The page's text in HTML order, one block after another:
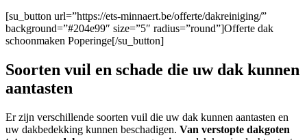
[su_button url=”https://ets-minnaert.be/offerte/dakreiniging/”
background=”#204e99″ size=”5″ radius=”round”]Offerte dak
schoonmaken Poperinge[/su_button]
Soorten vuil en schade die uw dak kunnen
aantasten
Er zijn verschillende soorten vuil die uw dak kunnen aantasten en
uw dakbedekking kunnen beschadigen. Van verstopte dakgoten